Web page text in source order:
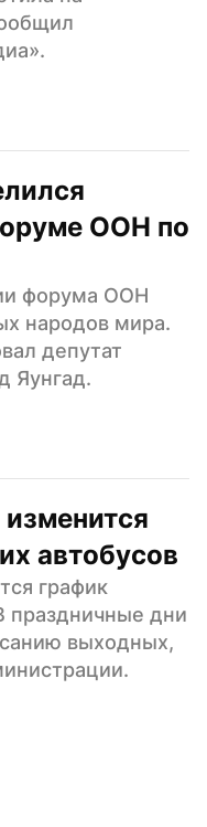
ООН по
форума ООН
народов мира.
депутат
Яунгад.
автобусов
график
праздничные дни
выходных,